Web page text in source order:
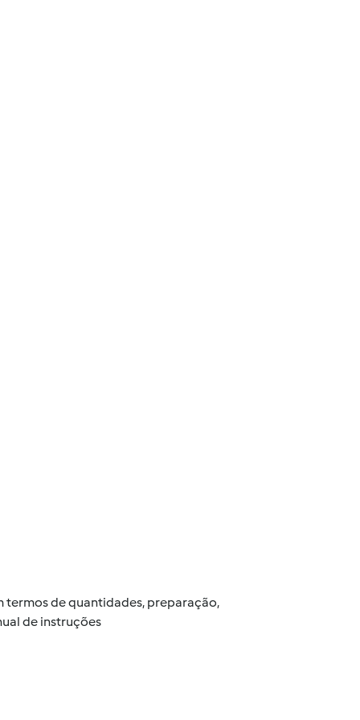
termos de quantidades, preparação,
de instruções